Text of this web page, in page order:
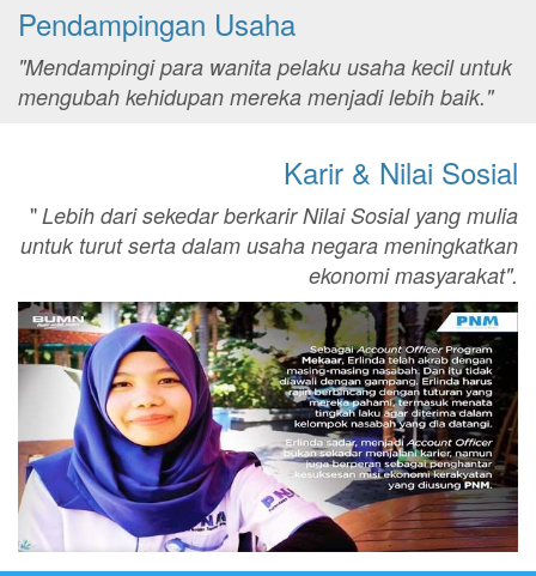
Pendampingan Usaha
"Mendampingi para wanita pelaku usaha kecil untuk
mengubah kehidupan mereka menjadi lebih baik."
Karir & Nilai Sosial
"Lebih dari sekedar berkarir Nilai Sosial yang mulia
untuk turut serta dalam usaha negara meningkatkan
ekonomi masyarakat".